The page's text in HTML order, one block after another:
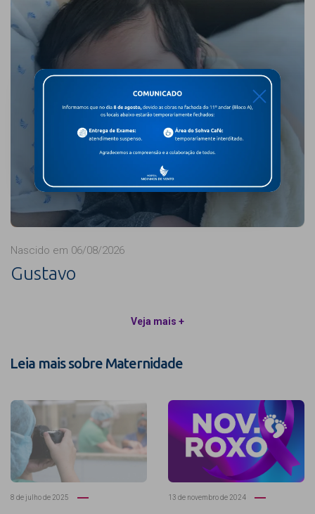
Nascido em 06/08/2026
Gustavo
Veja mais +
Leia mais sobre Maternidade
8 de julho de 2025 13 de novembro de 2024
X